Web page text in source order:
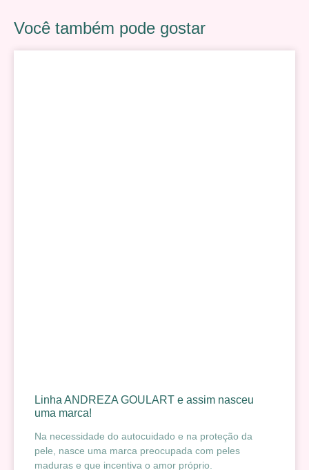
Você também pode gostar
Linha ANDREZA GOULART e assim nasceu
uma marca!
Na necessidade do autocuidado e na proteção da
pele, nasce uma marca preocupada com peles
maduras e que incentiva o amor próprio.